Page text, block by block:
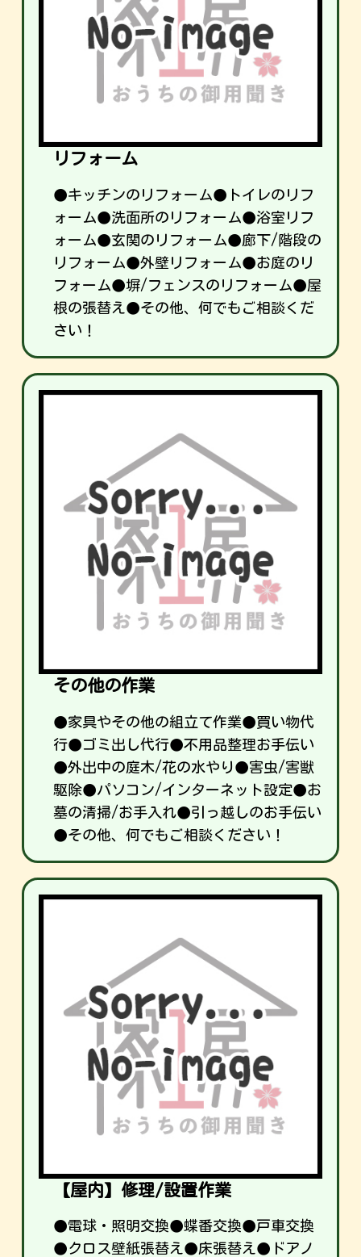
リフォーム
●キッチンのリフォーム●トイレのリフ
ォーム●洗面所のリフォーム●浴室リフ
ォーム●玄関のリフォーム●廊下/階段の
リフォーム●外壁リフォーム●お庭のリ
フォーム●塀/フェンスのリフォーム●屋
根の張替え●その他、何でもご相談くだ
さい！
その他の作業
●家具やその他の組立て作業●買い物代
行●ゴミ出し代行●不用品整理お手伝い
●外出中の庭木/花の水やり●害虫/害獣
駆除●パソコン/インターネット設定●お
墓の清掃/お手入れ●引っ越しのお手伝い
●その他、何でもご相談ください！
【屋内】修理/設置作業
●電球・照明交換●蝶番交換●戸車交換
●クロス壁紙張替え●床張替え●ドアノ